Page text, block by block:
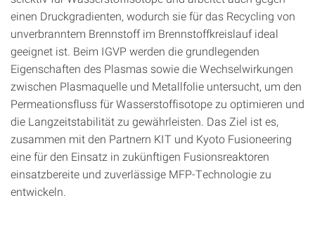
einen Druckgradienten, wodurch sie für das Recycling von
unverbranntem Brennstoff im Brennstoffkreislauf ideal
geeignet ist. Beim IGVP werden die grundlegenden
Eigenschaften des Plasmas sowie die Wechselwirkungen
zwischen Plasmaquelle und Metallfolie untersucht, um den
Permeationsfluss für Wasserstoffisotope zu optimieren und
die Langzeitstabilität zu gewährleisten. Das Ziel ist es,
zusammen mit den Partnern KIT und Kyoto Fusioneering
eine für den Einsatz in zukünftigen Fusionsreaktoren
einsatzbereite und zuverlässige MFP-Technologie zu
entwickeln.